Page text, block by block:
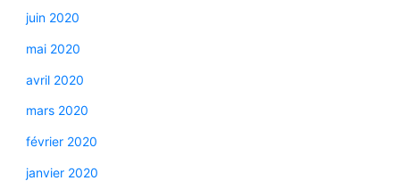
juin 2020
mai 2020
avril 2020
mars 2020
février 2020
janvier 2020